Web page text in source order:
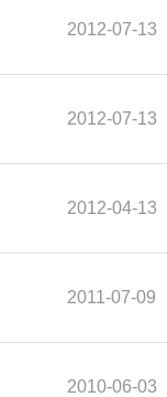
2012-07-13
2012-07-13
2012-04-13
2011-07-09
2010-06-03